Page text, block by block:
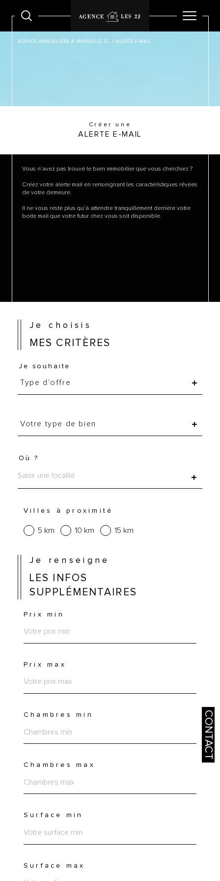
CONTACT
AGENCE IMMOBILIÈRE À MARSEILLE 12 ALERTE E-MAIL
Créer une
ALERTE E-MAIL
Vous n'avez pas trouvé le bien immobilier que vous cherchiez ?
Créez votre alerte mail en renseignant les caractéristiques rêvées
de votre demeure.
Il ne vous reste plus qu'à attendre tranquillement derrière votre
boite mail que votre futur chez vous soit disponible.
Je choisis
MES CRITÈRES
Je souhaite
d'offre
Type d'offre
d'offre
Votre type de bien
Où ?
Villes à proximité
5 km 10 km 15 km
Je renseigne
LES INFOS
SUPPLÉMENTAIRES
Prix min
Prix max
Chambres min
Chambres max
Surface min
Surface max